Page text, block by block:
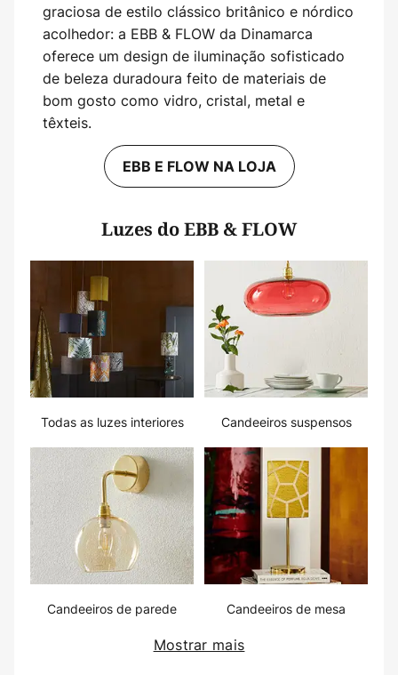
graciosa de estilo clássico britânico e nórdico
acolhedor: a EBB & FLOW da Dinamarca
oferece um design de iluminação sofisticado
de beleza duradoura feito de materiais de
bom gosto como vidro, cristal, metal e
têxteis.
EBB E FLOW NA LOJA
Luzes do EBB & FLOW
Todas as luzes interiores Candeeiros suspensos
Candeeiros de parede Candeeiros de mesa
Mostrar mais